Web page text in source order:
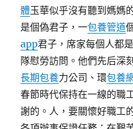
體玉華似乎沒有聽到媽媽
是個偽君子，一包養管道
app君子，席家每個人都
隊慰勞訪問。他們先后深
長期包養力公司、環包養
春節時代保持在一線的職
謝的。人，要關懷好職工